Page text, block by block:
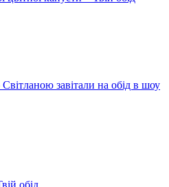
завітали на обід в шоу
обід